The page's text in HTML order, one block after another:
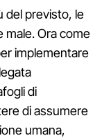
del previsto, le
Ora come
implementare
di
di assumere
umana,